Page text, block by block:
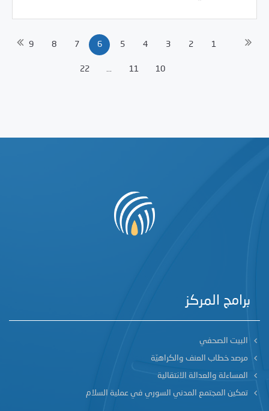
1
2
3
4
5
6
7
8
9
10
11
...
22
برامج المركز
البيت الصحفي
مرصد خطاب العنف والكراهيّة
المساءلة والعدالة الانتقالية
تمكين المجتمع المدني السوري في عملية السلام